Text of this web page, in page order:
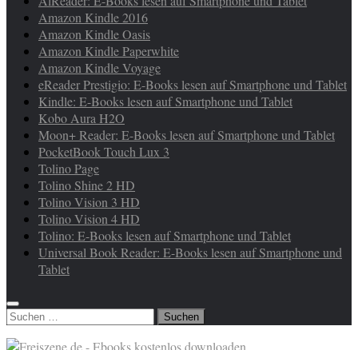
Amazon Kindle 2016
Amazon Kindle Oasis
Amazon Kindle Paperwhite
Amazon Kindle Voyage
eReader Prestigio: E-Books lesen auf Smartphone und Tablet
Kindle: E-Books lesen auf Smartphone und Tablet
Kobo Aura H2O
Moon+ Reader: E-Books lesen auf Smartphone und Tablet
PocketBook Touch Lux 3
Tolino Page
Tolino Shine 2 HD
Tolino Vision 3 HD
Tolino Vision 4 HD
Tolino: E-Books lesen auf Smartphone und Tablet
Universal Book Reader: E-Books lesen auf Smartphone und
Tablet
Suchen